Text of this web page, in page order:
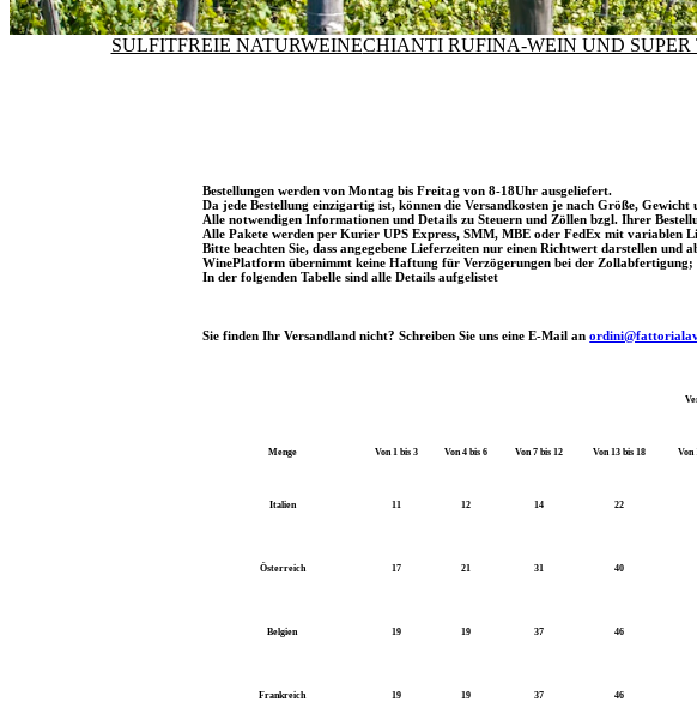
SULFITFREIE NATURWEINECHIANTI RUFINA-WEIN UND SUPER
Bestellungen werden von Montag bis Freitag von 8-18Uhr ausgeliefert.
Da jede Bestellung einzigartig ist, können die Versandkosten je nach Größe,
Alle notwendigen Informationen und Details zu Steuern und Zöllen bzgl. Ihrer
Alle Pakete werden per Kurier UPS Express, SMM, MBE oder FedEx mit variablen
Bitte beachten Sie, dass angegebene Lieferzeiten nur einen Richtwert darstellen und
WinePlatform übernimmt keine Haftung für Verzögerungen bei der
In der folgenden Tabelle sind alle Details aufgelistet
Sie finden Ihr Versandland nicht? Schreiben Sie uns eine E-Mail an
Menge Von 1 bis 3 Von 4 bis 6 Von 7 bis 12 Von 13 bis 18 Von
Italien 11 12 14 22
Österreich 17 21 31 40
Belgien 19 19 37 46
Frankreich 19 19 37 46